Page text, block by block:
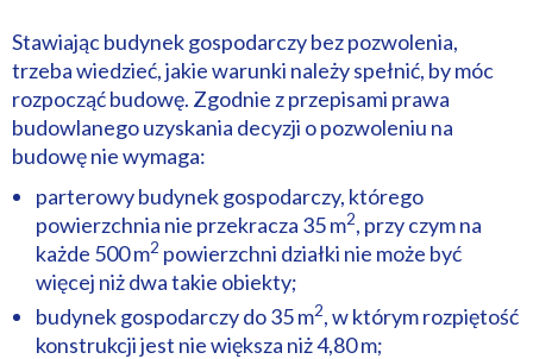
Stawiając budynek gospodarczy bez pozwolenia,
trzeba wiedzieć, jakie warunki należy spełnić, by móc
rozpocząć budowę. Zgodnie z przepisami prawa
budowlanego uzyskania decyzji o pozwoleniu na
budowę nie wymaga:
parterowy budynek gospodarczy, którego
powierzchnia nie przekracza 35 m2, przy czym na
każde 500 m2 powierzchni działki nie może być
więcej niż dwa takie obiekty;
budynek gospodarczy do 35 m2, w którym rozpiętość
konstrukcji jest nie większa niż 4,80 m;